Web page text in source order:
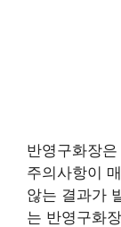
반영구화장
주의사항이
않는 결과가
는 반영구화